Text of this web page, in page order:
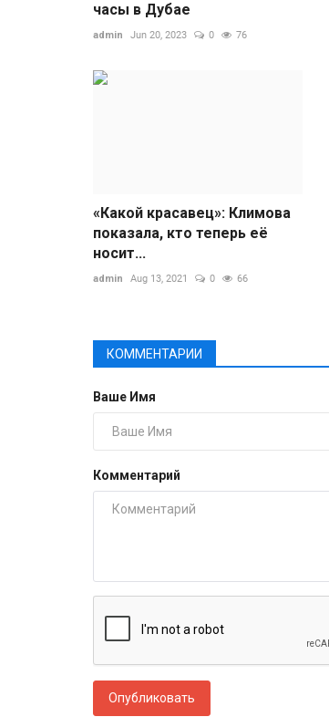
часы в Дубае
admin Jun 20, 2023 0 76
«Какой красавец»: Климова
показала, кто теперь её
носит...
admin Aug 13, 2021 0 66
КОММЕНТАРИИ
Ваше Имя
Комментарий
Опубликовать